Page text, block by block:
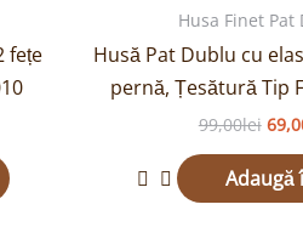
fețe
Husa Finet Pat
Husă Pat Dublu cu
pernă, Țesătură Tip
99,00lei
Adaugă